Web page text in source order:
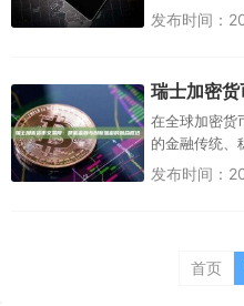
自己打造成为
发布时间：
在全球加密货
的金融传统、
架，脱颖而出
发布时间：
首页